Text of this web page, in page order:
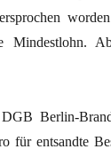
Mindestlohn.
Berlin-
für entsandte